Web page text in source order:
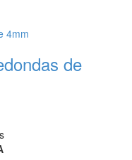
de